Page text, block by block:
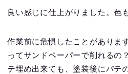
良い感じに仕上がりました。色
作業前に危惧したことがありま
ってサンドペーパーで削れるの
テ埋め出来ても、塗装後にパテ